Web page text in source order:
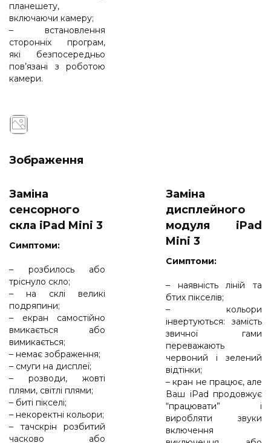
планешету,
включаючи камеру;
– встановлення
сторонніх програм,
які безпосередньо
пов’язані з роботою
камери.
Зображення
Заміна
сенсорного
скла iPad Mini 3
Cимптоми:
– розбилось або
тріснуло скло;
– на склі великі
подряпини;
– екран самостійно
вмикається або
вимикається;
– немає зображення;
– смуги на дисплеї;
– розводи, жовті
плями, світлі плями;
– биті пікселі;
– некоректні кольори;
– тачскрін розбитий
часково або
Заміна
дисплейного
модуля iPad
Mini 3
Cимптоми:
– наявність ліній та
бтих пікселів;
– кольори
інвертуються: замість
звичної гами
переважають
червоний і зелений
відтінки;
– кран не працює, але
Ваш iPad продовжує
“працювати” і
виробляти звуки
включення